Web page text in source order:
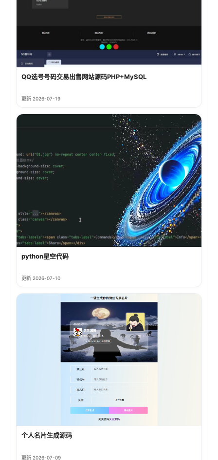
QQ选号号码交易出售网站源码PHP+MySQL
更新 2026-07-19
python星空代码
更新 2026-07-10
个人名片生成源码
更新 2026-07-09